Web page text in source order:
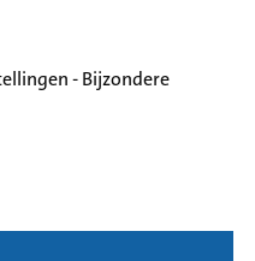
- Bijzondere